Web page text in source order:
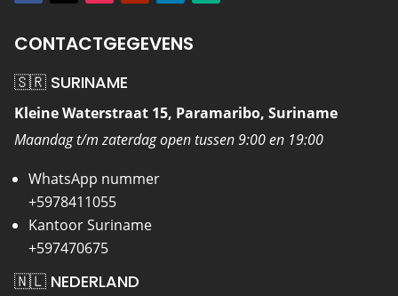
CONTACTGEGEVENS
🇸🇷 SURINAME
Kleine Waterstraat 15, Paramaribo, Suriname
Maandag t/m zaterdag open tussen 9:00 en 19:00
WhatsApp nummer
+5978411055
Kantoor Suriname
+597470675
🇳🇱 NEDERLAND